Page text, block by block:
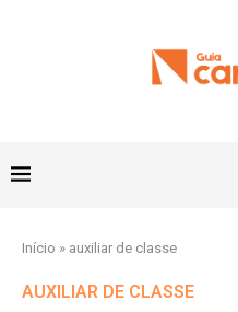
Início » auxiliar de classe
AUXILIAR DE CLASSE